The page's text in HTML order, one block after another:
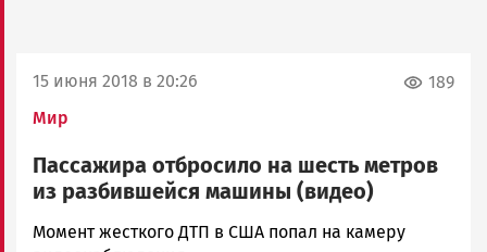
15 июня 2018 в 20:26
Мир
189
Пассажира отбросило на шесть метров
из разбившейся машины (видео)
Ольга
Момент жесткого ДТП в США попал на камеру